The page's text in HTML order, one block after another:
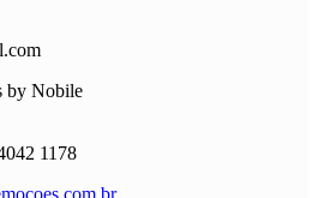
by Nobile
1178